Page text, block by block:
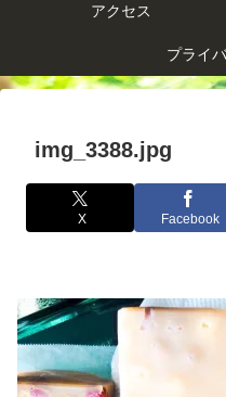
アクセス
プライ
img_3388.jpg
X Facebook